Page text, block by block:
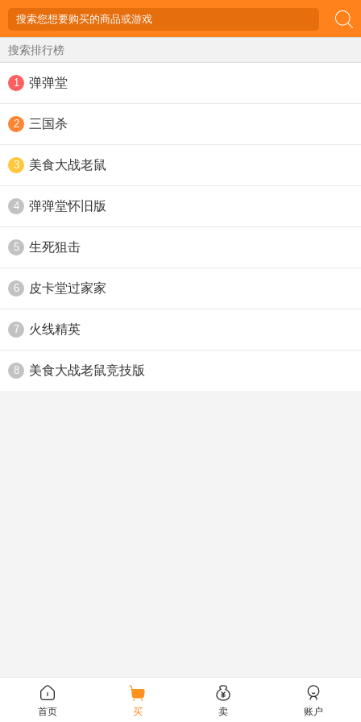
搜索排行榜
1 弹弹堂
2 三国杀
3 美食大战老鼠
4 弹弹堂怀旧版
5 生死狙击
6 皮卡堂过家家
7 火线精英
8 美食大战老鼠竞技版
首页 买 卖 账户